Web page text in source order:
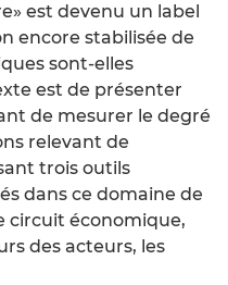
est devenu un label
encore stabilisée de
sont-elles
est de présenter
de mesurer le degré
relevant de
trois outils
dans ce domaine de
circuit économique,
des acteurs, les